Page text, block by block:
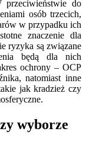
przeciwieństwie do
osób trzecich,
w przypadku ich
znaczenie dla
ryzyka są związane
będą dla nich
ochrony – OCP
natomiast inne
jak kradzież czy
wyborze